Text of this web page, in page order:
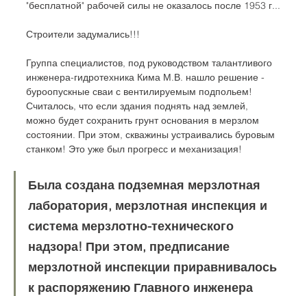
"бесплатной" рабочей силы не оказалось после 1953 г...
Строители задумались!!!
Группа специалистов, под руководством талантливого
инженера-гидротехника Кима М.В. нашло решение -
буроопускные сваи с вентилируемым подпольем!
Считалось, что если здания поднять над землей,
можно будет сохранить грунт основания в мерзлом
состоянии. При этом, скважины устраивались буровым
станком! Это уже был прогресс и механизация!
Была создана подземная мерзлотная
лаборатория, мерзлотная инспекция и
система мерзлотно-технического
надзора! При этом, предписание
мерзлотной инспекции приравнивалось
к распоряжению Главного инженера